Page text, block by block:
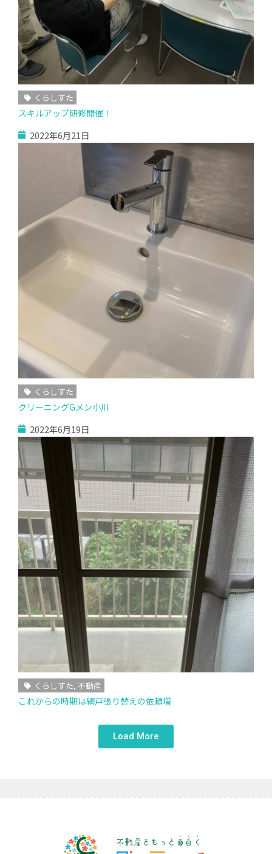
くらしすた
スキルアップ研修開催！
2022年6月21日
くらしすた
クリーニングGメン小川
2022年6月19日
くらしすた, 不動産
これからの時期は網戸張り替えの依頼増
Load More